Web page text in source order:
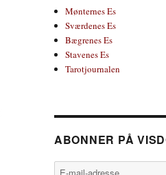
Mønternes Es
Sværdenes Es
Bægrenes Es
Stavenes Es
Tarotjournalen
ABONNER PÅ
E-